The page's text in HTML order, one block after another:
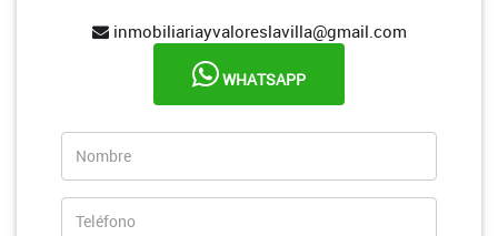
inmobiliariayvaloreslavilla@gmail.com
WHATSAPP